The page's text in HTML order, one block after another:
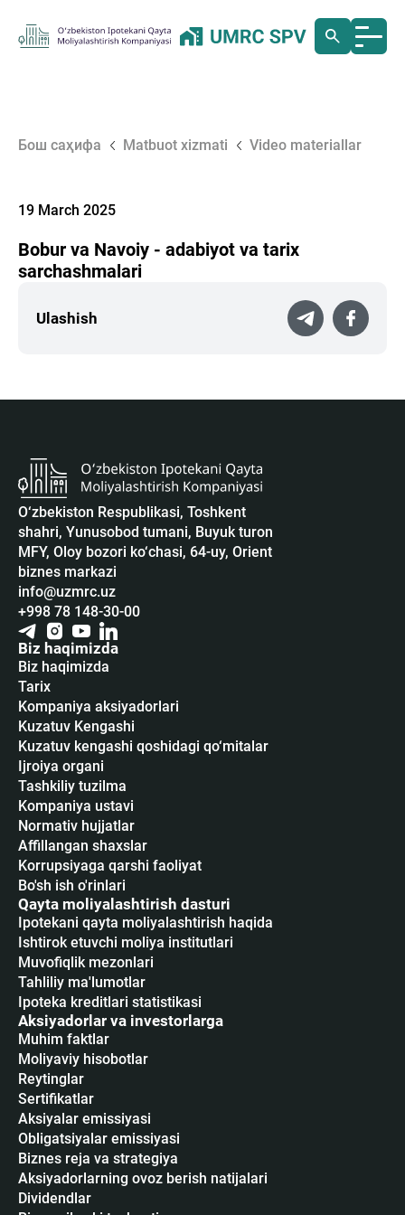
Бош саҳифа Matbuot xizmati Video materiallar
19 March 2025
Bobur va Navoiy - adabiyot va tarix
sarchashmalari
Ulashish
O‘zbekiston Respublikasi, Toshkent
shahri, Yunusobod tumani, Buyuk turon
MFY, Oloy bozori ko‘chasi, 64-uy, Orient
biznes markazi
info@uzmrc.uz
+998 78 148-30-00
Biz haqimizda
Biz haqimizda
Tarix
Kompaniya aksiyadorlari
Kuzatuv Kengashi
Kuzatuv kengashi qoshidagi qo‘mitalar
Ijroiya organi
Tashkiliy tuzilma
Kompaniya ustavi
Normativ hujjatlar
Affillangan shaxslar
Korrupsiyaga qarshi faoliyat
Bo'sh ish o'rinlari
Qayta moliyalashtirish dasturi
Ipotekani qayta moliyalashtirish haqida
Ishtirok etuvchi moliya institutlari
Muvofiqlik mezonlari
Tahliliy ma'lumotlar
Ipoteka kreditlari statistikasi
Aksiyadorlar va investorlarga
Muhim faktlar
Moliyaviy hisobotlar
Reytinglar
Sertifikatlar
Аksiyalar emissiyasi
Obligatsiyalar emissiyasi
Biznes reja va strategiya
Aksiyadorlarning ovoz berish natijalari
Dividendlar